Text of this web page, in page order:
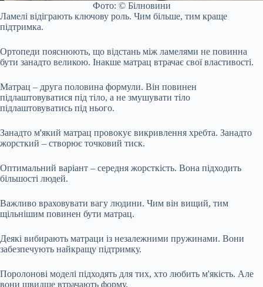
Фото: © Білновини
Ламелі відіграють ключову роль. Чим більше, тим краще
підтримка.
Ортопеди пояснюють, що відстань між ламелями не повинна
бути занадто великою. Інакше матрац втрачає свої властивості.
Матрац – друга половина формули. Він повинен
підлаштовуватися під тіло, а не змушувати тіло
підлаштовуватись під нього.
Занадто м'який матрац провокує викривлення хребта. Занадто
жорсткий – створює точковий тиск.
Оптимальний варіант – середня жорсткість. Вона підходить
більшості людей.
Важливо враховувати вагу людини. Чим він вищий, тим
щільнішим повинен бути матрац.
Деякі вибирають матраци із незалежними пружинами. Вони
забезпечують найкращу підтримку.
Поролонові моделі підходять для тих, хто любить м'якість. Але
вони швидше втрачають форму.